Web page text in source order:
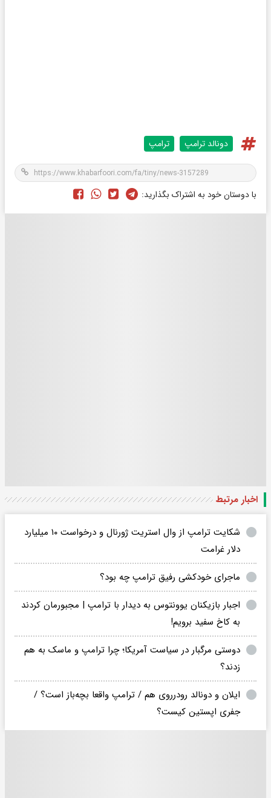
دونالد ترامپ ترامپ
با دوستان خود به اشتراک بگذارید:
اخبار مرتبط
شکایت ترامپ از وال استریت ژورنال و درخواست ۱۰ میلیارد
دلار غرامت
ماجرای خودکشی رفیق ترامپ چه بود؟
اجبار بازیکنان یوونتوس به دیدار با ترامپ | مجبورمان کردند
به کاخ سفید برویم!
دوستی مرگبار در سیاست آمریکا؛ چرا ترامپ و ماسک به هم
زدند؟
ایلان و دونالد رودرروی هم / ترامپ واقعا بچه‌باز است؟ /
جفری اپستین کیست؟